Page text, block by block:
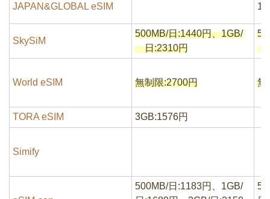
JAPAN&GLOBAL eSIM
SkySiM
500MB/日:1440円、1GB/
日:2310円
World eSIM 無制限:2700円 無
TORA eSIM 3GB:1576円
Simify
500MB/日:1183円、1GB/